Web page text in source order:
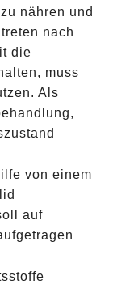
nähren und
nach
die
muss
Als
von einem
auf